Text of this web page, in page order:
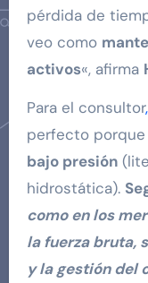
pérdida de
veo como
activos«, afirma
Para el consultor
perfecto
bajo presión
hidrostática).
como en los
la fuerza bruta,
y la gestión del